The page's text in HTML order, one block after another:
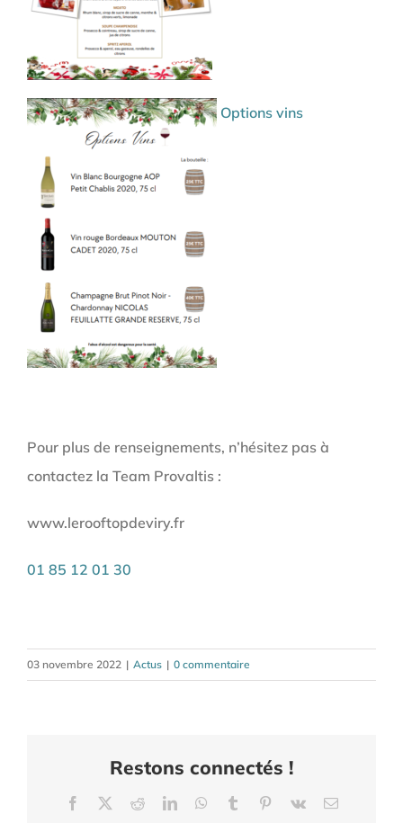
Options vins
Pour plus de renseignements, n’hésitez pas à
contactez la Team Provaltis :
www.lerooftopdeviry.fr
01 85 12 01 30
03 novembre 2022 | Actus | 0 commentaire
Restons connectés !
Facebook RedditLinkedInWhatsApp
Tumblr Pinterest
Vk Email